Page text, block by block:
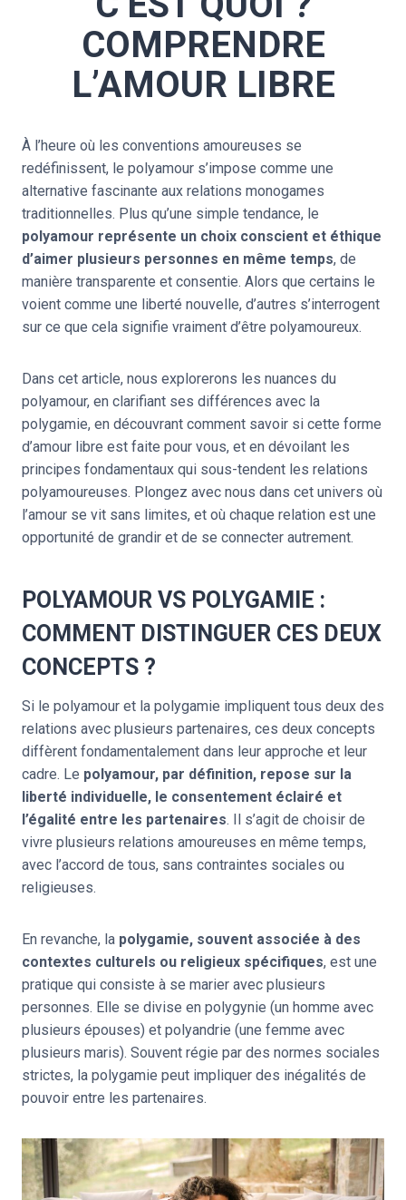
COMPRENDRE
L’AMOUR LIBRE
À l’heure où les conventions amoureuses se
redéfinissent, le polyamour s’impose comme une
alternative fascinante aux relations monogames
traditionnelles. Plus qu’une simple tendance, le
polyamour représente un choix conscient et éthique
d’aimer plusieurs personnes en même temps, de
manière transparente et consentie. Alors que certains le
voient comme une liberté nouvelle, d’autres s’interrogent
sur ce que cela signifie vraiment d’être polyamoureux.
Dans cet article, nous explorerons les nuances du
polyamour, en clarifiant ses différences avec la
polygamie, en découvrant comment savoir si cette forme
d’amour libre est faite pour vous, et en dévoilant les
principes fondamentaux qui sous-tendent les relations
polyamoureuses. Plongez avec nous dans cet univers où
l’amour se vit sans limites, et où chaque relation est une
opportunité de grandir et de se connecter autrement.
POLYAMOUR VS POLYGAMIE :
COMMENT DISTINGUER CES DEUX
CONCEPTS ?
Si le polyamour et la polygamie impliquent tous deux des
relations avec plusieurs partenaires, ces deux concepts
diffèrent fondamentalement dans leur approche et leur
cadre. Le polyamour, par définition, repose sur la
liberté individuelle, le consentement éclairé et
l’égalité entre les partenaires. Il s’agit de choisir de
vivre plusieurs relations amoureuses en même temps,
avec l’accord de tous, sans contraintes sociales ou
religieuses.
En revanche, la polygamie, souvent associée à des
contextes culturels ou religieux spécifiques, est une
pratique qui consiste à se marier avec plusieurs
personnes. Elle se divise en polygynie (un homme avec
plusieurs épouses) et polyandrie (une femme avec
plusieurs maris). Souvent régie par des normes sociales
strictes, la polygamie peut impliquer des inégalités de
pouvoir entre les partenaires.